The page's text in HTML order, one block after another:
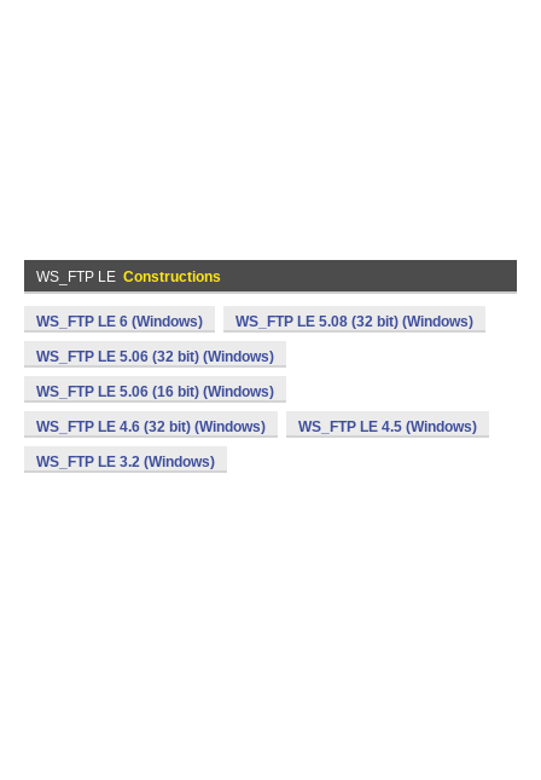
WS_FTP LE Constructions
WS_FTP LE 6 (Windows) WS_FTP LE 5.08 (32 bit) (Windows)
WS_FTP LE 5.06 (32 bit) (Windows)
WS_FTP LE 5.06 (16 bit) (Windows)
WS_FTP LE 4.6 (32 bit) (Windows) WS_FTP LE 4.5 (Windows)
WS_FTP LE 3.2 (Windows)